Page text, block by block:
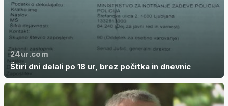
24ur.com
Štiri dni delali po 18 ur, brez počitka in dnevnic